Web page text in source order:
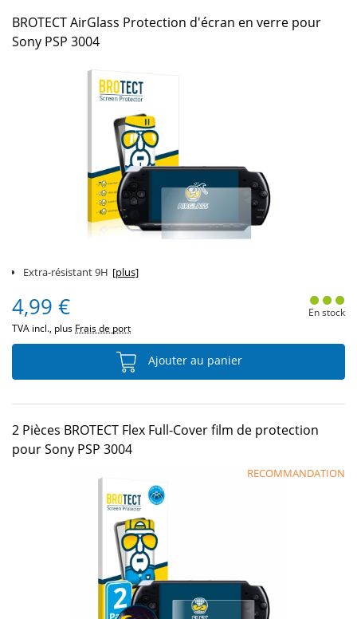
BROTECT AirGlass Protection d'écran en verre pour
Sony PSP 3004
Extra-résistant 9H [plus]
4,99 €
TVA incl., plus Frais de port
En stock
Ajouter au panier
2 Pièces BROTECT Flex Full-Cover film de protection
pour Sony PSP 3004
RECOMMANDATION